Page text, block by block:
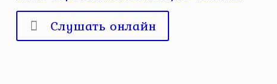
Слушать онлайн